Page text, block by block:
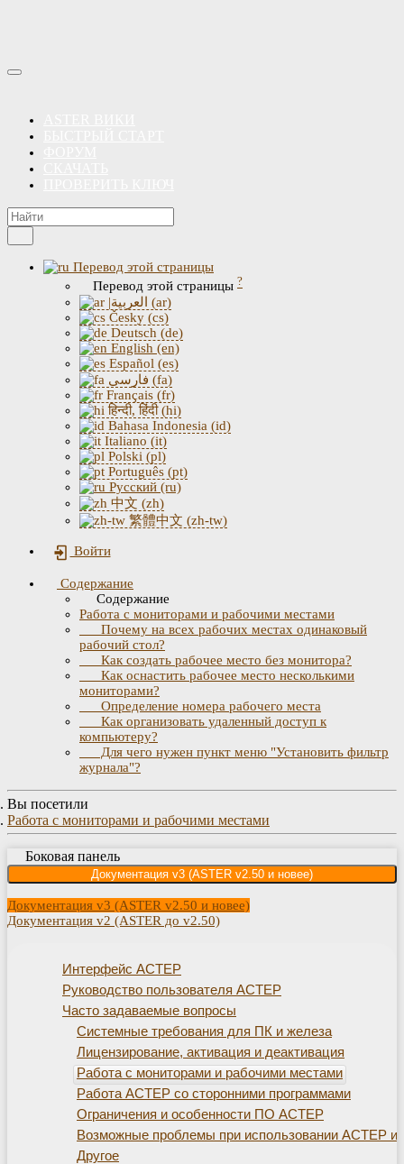
Перевод этой страницы
Перевод этой страницы ?
|العربية (ar)
Česky (cs)
Deutsch (de)
English (en)
Español (es)
فارسی (fa)
Français (fr)
हिन्दी, हिंदी (hi)
Bahasa Indonesia (id)
Italiano (it)
Polski (pl)
Português (pt)
Русский (ru)
中文 (zh)
繁體中文 (zh-tw)
Войти
Содержание
Содержание
Работа с мониторами и рабочими местами
Почему на всех рабочих местах одинаковый
рабочий стол?
Как создать рабочее место без монитора?
Как оснастить рабочее место несколькими
мониторами?
Определение номера рабочего места
Как организовать удаленный доступ к
компьютеру?
Для чего нужен пункт меню "Установить фильтр
журнала"?
Вы посетили
Работа с мониторами и рабочими местами
Боковая панель
Документация v3 (ASTER v2.50 и новее)
Документация v3 (ASTER v2.50 и новее)
Документация v2 (ASTER до v2.50)
Интерфейс АСТЕР
Руководство пользователя АСТЕР
Часто задаваемые вопросы
Системные требования для ПК и железа
Лицензирование, активация и деактивация
Работа с мониторами и рабочими местами
Работа АСТЕР со сторонними программами
Ограничения и особенности ПО АСТЕР
Возможные проблемы при использовании АСТЕР и
Другое